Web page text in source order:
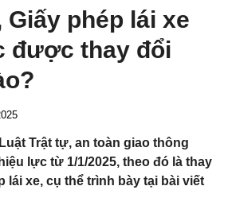
Giấy phép lái xe
được thay đổi
Luật Trật tự, an toàn giao thông
lực từ 1/1/2025, theo đó là thay
lái xe, cụ thể trình bày tại bài viết